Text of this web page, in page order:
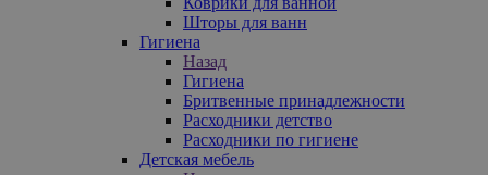
Шторы для ванн
Гигиена
Назад
Гигиена
Бритвенные принадлежности
Расходники детство
Расходники по гигиене
Детская мебель